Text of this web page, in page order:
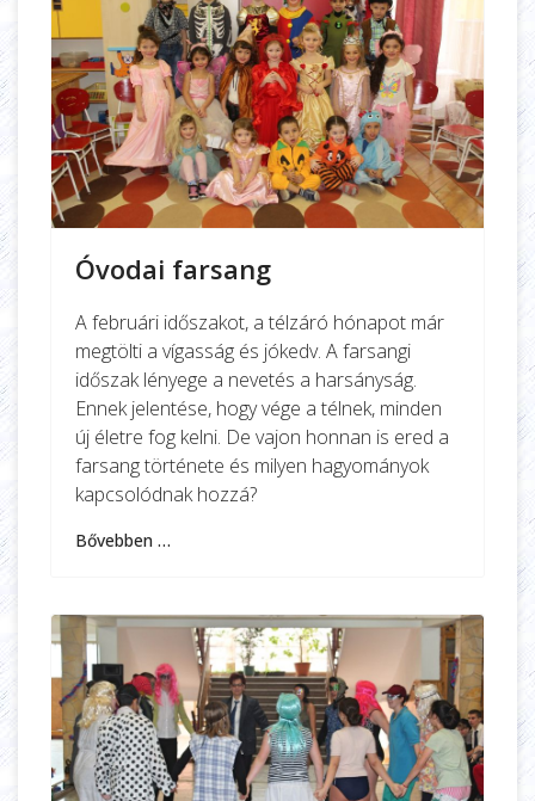
megtölti a vígasság és jókedv. A farsangi
időszak lényege a nevetés a harsányság.
Ennek jelentése, hogy vége a télnek, minden
új életre fog kelni. De vajon honnan is ered a
farsang története és milyen hagyományok
kapcsolódnak hozzá?